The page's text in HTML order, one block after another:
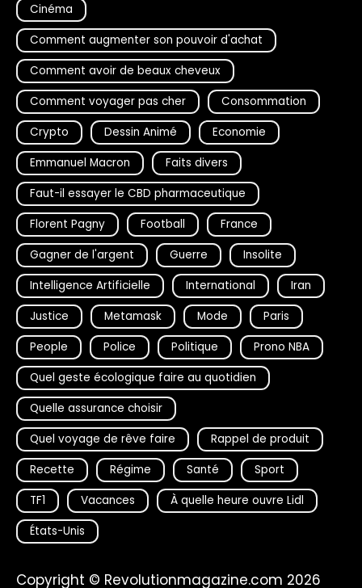
Cinéma
Comment augmenter son pouvoir d'achat
Comment avoir de beaux cheveux
Comment voyager pas cher
Consommation
Crypto
Dessin Animé
Economie
Emmanuel Macron
Faits divers
Faut-il essayer le CBD pharmaceutique
Florent Pagny
Football
France
Gagner de l'argent
Guerre
Insolite
Intelligence Artificielle
International
Iran
Justice
Metamask Mode
Paris
People
Police Politique
Prono NBA
Quel geste écologique faire au quotidien
Quelle assurance choisir
Quel voyage de rêve faire
Rappel de produit
Recette
Régime Santé
Sport
TF1
Vacances
À quelle heure ouvre Lidl
États-Unis
Copyright © Revolutionmagazine.com 2026